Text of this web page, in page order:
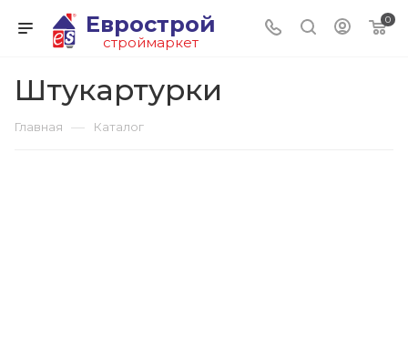
Еврострой
строймаркет
0
Штукартурки
Главная — Каталог